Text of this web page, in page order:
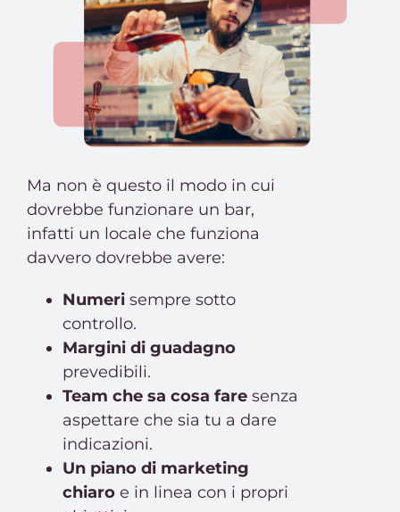
Ma non è questo il modo in cui
dovrebbe funzionare un bar,
infatti un locale che funziona
davvero dovrebbe avere:
Numerisempre sotto
controllo.
Margini di guadagno
prevedibili.
Team che sa cosa faresenza
aspettare che sia tu a dare
indicazioni.
Un piano di marketing
chiaroe in linea con i propri